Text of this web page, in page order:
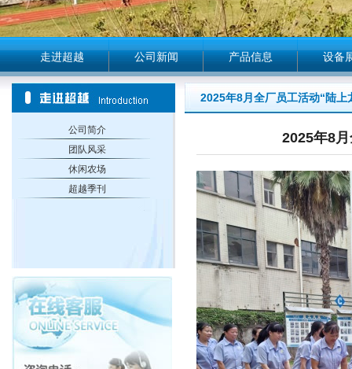
走进超越 公司新闻 产品信息 设备
公司简介
团队风采
休闲农场
超越季刊
2025年8月全厂员工活动“陆上
2025年8